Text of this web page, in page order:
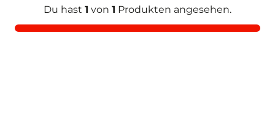
Du hast 1 von 1 Produkten angesehen.